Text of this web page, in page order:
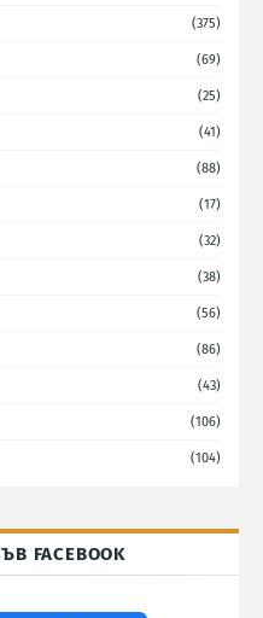
(375)
(69)
(25)
(41)
(88)
(17)
(32)
(38)
(56)
(86)
(43)
(106)
(104)
FACEBOOK